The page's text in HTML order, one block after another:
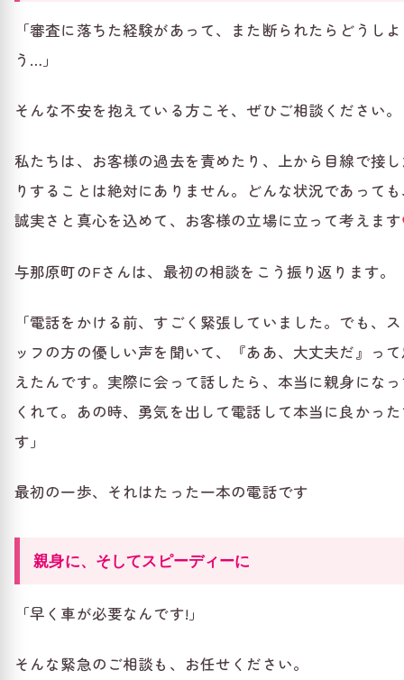
「審査に落ちた経験があって、また断られたらどうしよ
う…」
そんな不安を抱えている方こそ、ぜひご相談ください。
私たちは、お客様の過去を責めたり、上から目線で接
りすることは絶対にありません。どんな状況であって
誠実さと真心を込めて、お客様の立場に立って考えます
与那原町のFさんは、最初の相談をこう振り返ります。
「電話をかける前、すごく緊張していました。でも、
ッフの方の優しい声を聞いて、『ああ、大丈夫だ』っ
えたんです。実際に会って話したら、本当に親身にな
くれて。あの時、勇気を出して電話して本当に良かっ
す」
最初の一歩、それはたった一本の電話です
親身に、そしてスピーディーに
「早く車が必要なんです!」
そんな緊急のご相談も、お任せください。